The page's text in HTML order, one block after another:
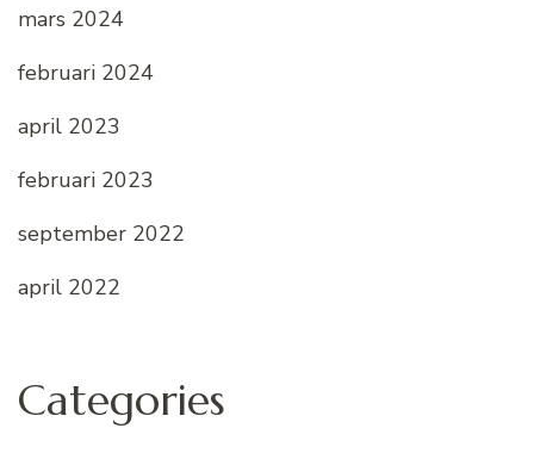
mars 2024
februari 2024
april 2023
februari 2023
september 2022
april 2022
Categories